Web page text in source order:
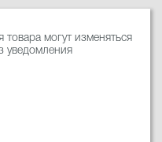
товара могут изменяться
уведомления